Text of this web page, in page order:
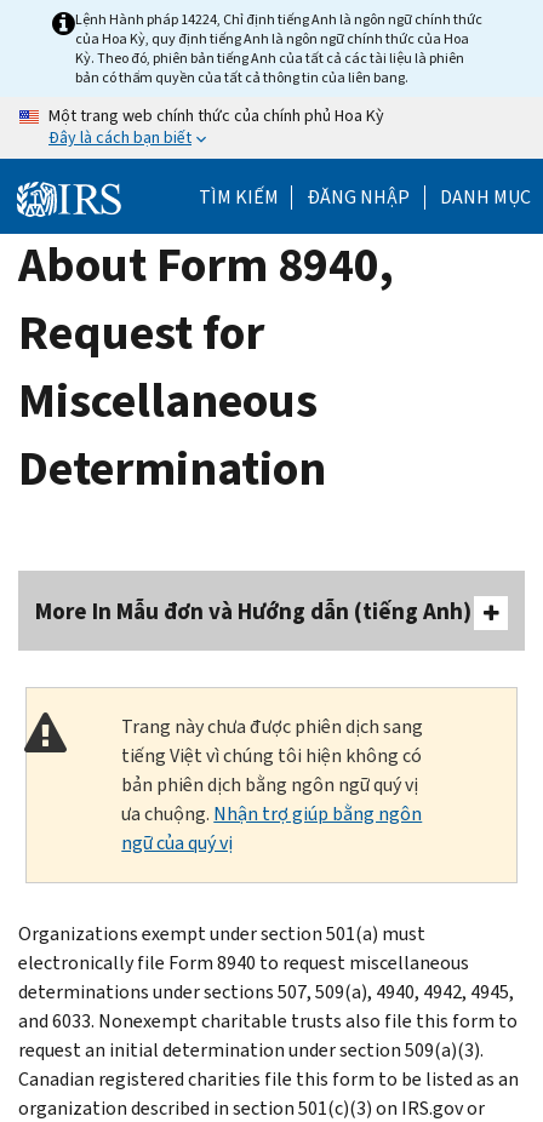
Lệnh Hành pháp 14224, Chỉ định tiếng Anh là ngôn ngữ chính thức
của Hoa Kỳ, quy định tiếng Anh là ngôn ngữ chính thức của Hoa
Kỳ. Theo đó, phiên bản tiếng Anh của tất cả các tài liệu là phiên
bản có thẩm quyền của tất cả thông tin của liên bang.
Một trang web chính thức của chính phủ Hoa Kỳ
Đây là cách bạn biết
TÌM KIẾM ĐĂNG NHẬP DANH MỤC
About Form 8940,
Request for
Miscellaneous
Determination
More In Mẫu đơn và Hướng dẫn (tiếng Anh)
Trang này chưa được phiên dịch sang
tiếng Việt vì chúng tôi hiện không có
bản phiên dịch bằng ngôn ngữ quý vị
ưa chuộng. Nhận trợ giúp bằng ngôn
ngữ của quý vị
Organizations exempt under section 501(a) must
electronically file Form 8940 to request miscellaneous
determinations under sections 507, 509(a), 4940, 4942, 4945,
and 6033. Nonexempt charitable trusts also file this form to
request an initial determination under section 509(a)(3).
Canadian registered charities file this form to be listed as an
organization described in section 501(c)(3) on IRS.gov or